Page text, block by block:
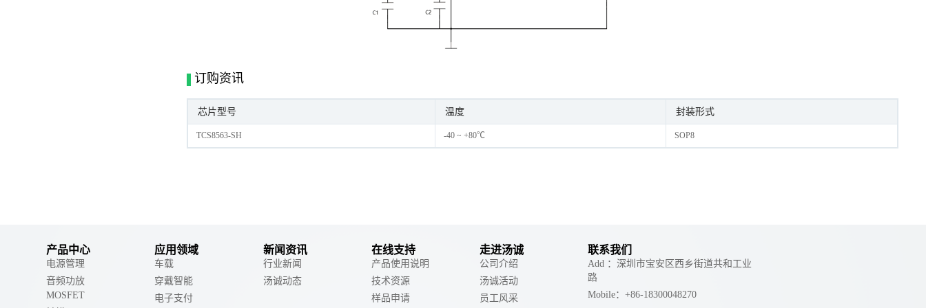
订购资讯
芯片型号 温度 封装形式
TCS8563-SH -40 ~ +80℃ SOP8
产品中心
电源管理
音频功放
MOSFET
应用领域
车载
穿戴智能
电子支付
新闻资讯
行业新闻
汤诚动态
在线支持
产品使用说明
技术资源
样品申请
走进汤诚
公司介绍
汤诚活动
员工风采
联系我们
Add ：深圳市宝安区西乡街道共和工业
路
Mobile：+86-18300048270